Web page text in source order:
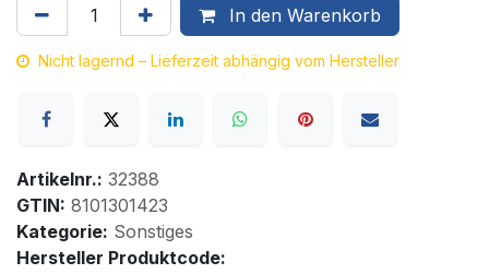
In den Warenkorb
Nicht lagernd – Lieferzeit abhängig vom Hersteller
Artikelnr.: 32388
GTIN: 8101301423
Kategorie: Sonstiges
Hersteller Produktcode: